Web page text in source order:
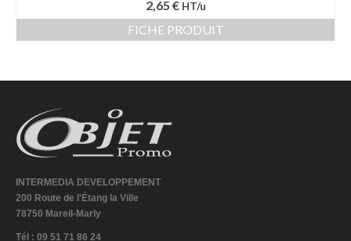
2,65 € HT/u
FICHE PRODUIT
INTERMEDIA DEVELOPPEMENT
200 Route de l'Étang la Ville
78750 Mareil-Marly
Tél : 09 51 71 86 24